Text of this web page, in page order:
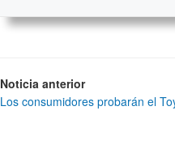
Noticia anterior
Los consumidores probarán el